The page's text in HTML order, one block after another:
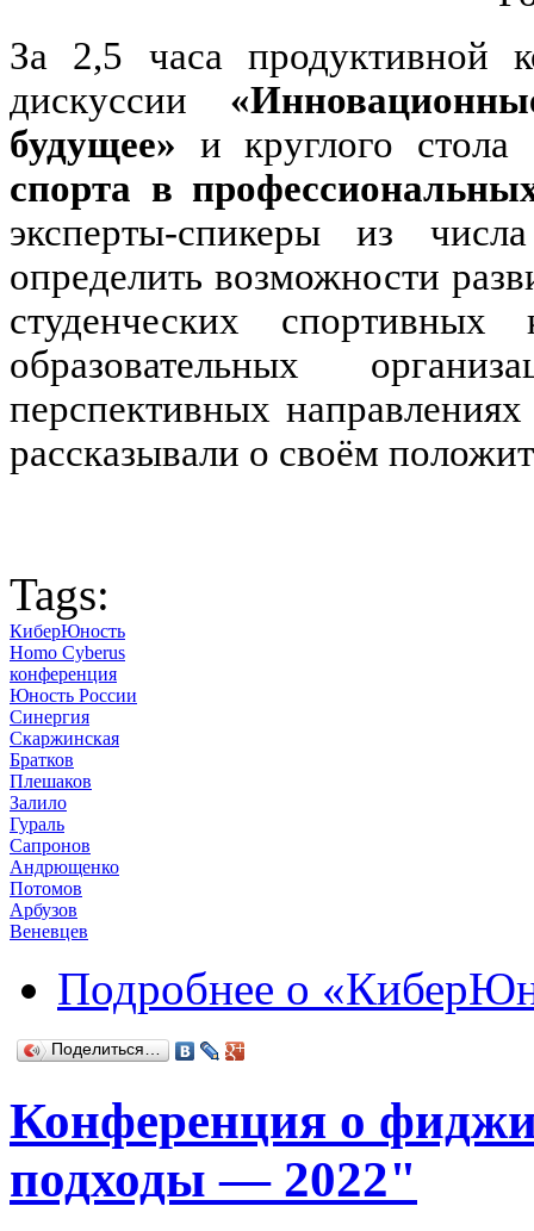
За 2,5 часа продуктивной
дискуссии
будущее» и круглого стола
спорта в
эксперты-спикеры из
определить возможности
студенческих
образовательных
перспективных
рассказывали о своём
Tags:
КиберЮность
Homo Cyberus
конференция
Юность России
Синергия
Скаржинская
Братков
Плешаков
Залило
Гураль
Сапронов
Андрющенко
Потомов
Арбузов
Веневцев
Подробнее о
Поделиться…
Конференция о
подходы — 2022"